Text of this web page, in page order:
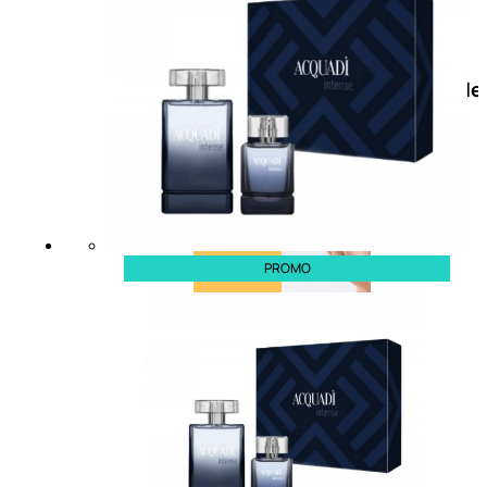
Doposole
Docce
doposole
NATURALI
PROMO